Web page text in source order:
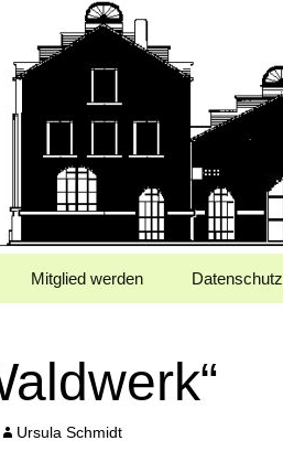
Mitglied werden Datenschutz
Ursula Schmidt